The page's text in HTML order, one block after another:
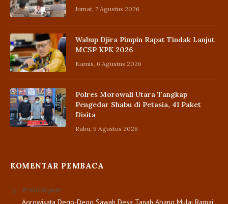
Jumat, 7 Agustus 2026
Wabup Djira Pimpin Rapat Tindak Lanjut
MCSP KPK 2026
Kamis, 6 Agustus 2026
Polres Morowali Utara Tangkap
Pengedar Shabu di Petasia, 41 Paket
Disita
Rabu, 5 Agustus 2026
KOMENTAR PEMBACA
JUNAEDIpada
Agrowisata Dego-Dego Sawah Desa Tanah Abang Mulai Ramai